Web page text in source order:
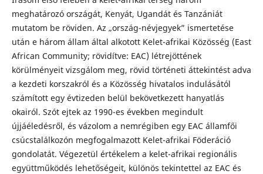
meghatározó országát, Kenyát, Ugandát és Tanzániát
mutatom be röviden. Az „ország-névjegyek” ismertetése
után e három állam által alkotott Kelet-afrikai Közösség (East
African Community; rövidítve: EAC) létrejöttének
körülményeit vizsgálom meg, rövid történeti áttekintést adva
a kezdeti korszakról és a Közösség hivatalos indulásától
számított egy évtizeden belül bekövetkezett hanyatlás
okairól. Szót ejtek az 1990-es években megindult
újjáéledésről, és vázolom a nemrégiben egy EAC államfői
csúcstalálkozón megfogalmazott Kelet-afrikai Föderáció
gondolatát. Végezetül értékelem a kelet-afrikai regionális
együttműködés lehetőségeit, különös tekintettel az EAC és